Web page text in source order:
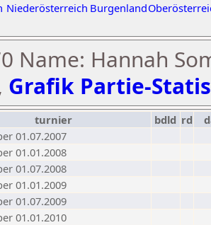
Niederösterreich Burgenland
Name: Hannah
Grafik Partie-
turnier bdld rd
01.07.2007
01.01.2008
01.07.2008
01.01.2009
01.07.2009
01.01.2010